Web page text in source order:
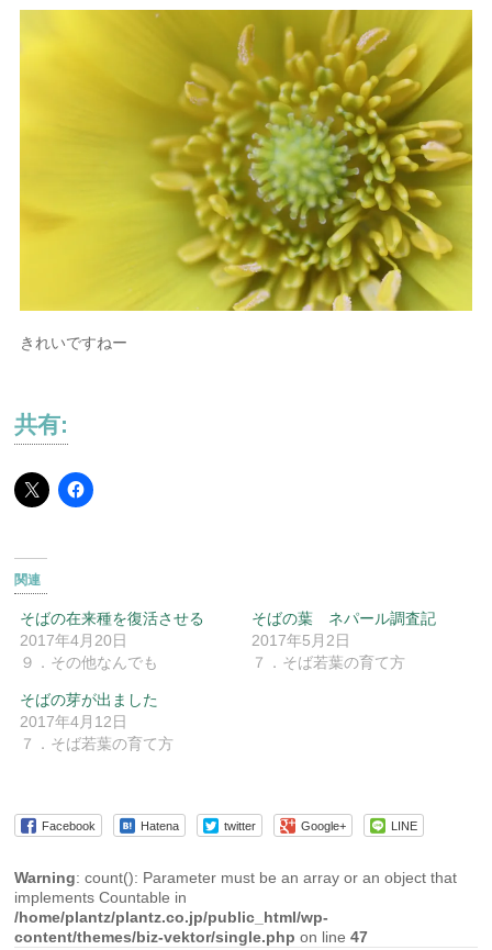
きれいですねー
共有:
関連
そばの在来種を復活させる
2017年4月20日
９．その他なんでも
そばの葉 ネパール調査記
2017年5月2日
７．そば若葉の育て方
そばの芽が出ました
2017年4月12日
７．そば若葉の育て方
Facebook Hatena twitter Google+ LINE
Warning: count(): Parameter must be an array or an object that
implements Countable in
/home/plantz/plantz.co.jp/public_html/wp-
content/themes/biz-vektor/single.php on line47